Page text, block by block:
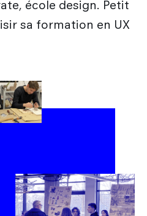
école design. Petit
sa formation en UX